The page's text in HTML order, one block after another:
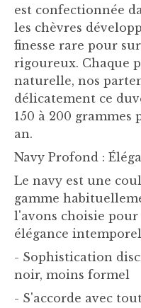
est confectionnée
les chèvres
finesse rare pour
rigoureux. Chaque
naturelle, nos
délicatement ce
150 à 200 grammes
an.
Navy Profond :
Le navy est une
gamme
l'avons choisie pour
élégance
- Sophistication
noir, moins formel
- S'accorde avec